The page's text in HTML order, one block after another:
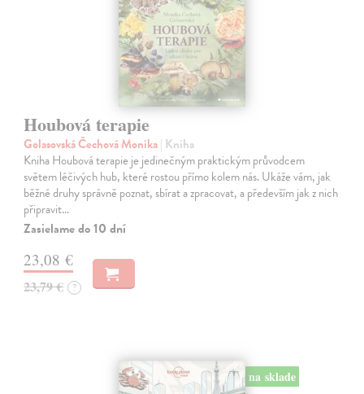
Houbová terapie
Golasovská Čechová Monika| Kniha
Kniha Houbová terapie je jedinečným praktickým průvodcem
světem léčivých hub, které rostou přímo kolem nás. Ukáže vám, jak
běžné druhy správně poznat, sbírat a zpracovat, a především jak z nich
připravit…
Zasielame do 10 dní
23,08 €
23,79 € ?
na sklade